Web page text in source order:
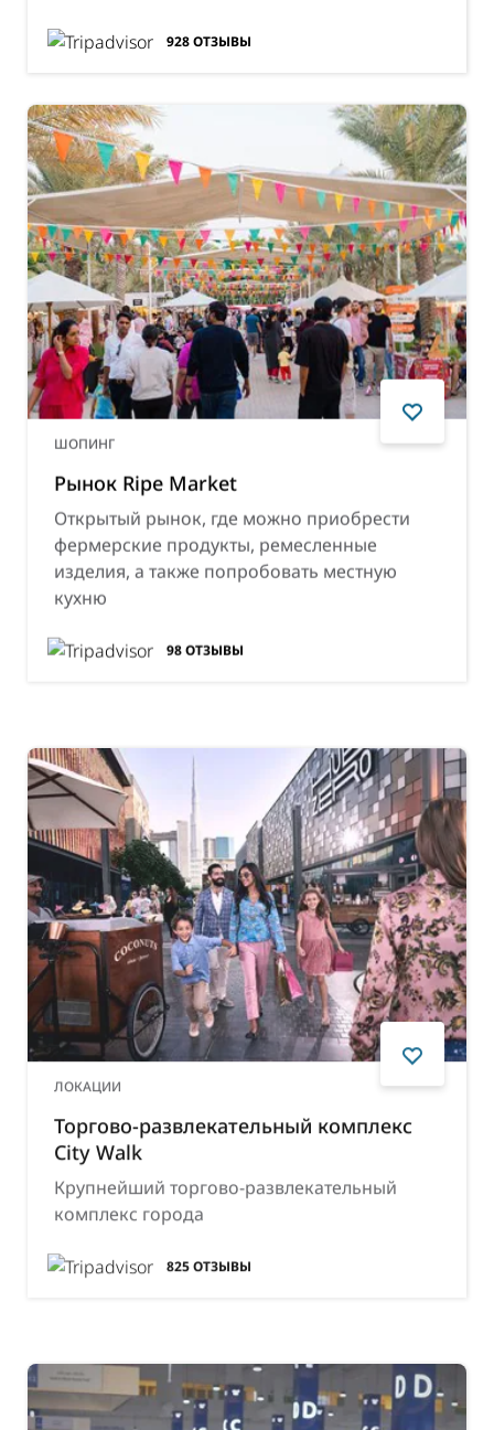
928ОТЗЫВЫ
ШОПИНГ
Рынок Ripe Market
Открытый рынок, где можно приобрести
фермерские продукты, ремесленные
изделия, а также попробовать местную
кухню
98 ОТЗЫВЫ
ЛОКАЦИИ
Торгово-развлекательный комплекс
City Walk
Крупнейший торгово-развлекательный
комплекс города
825 ОТЗЫВЫ